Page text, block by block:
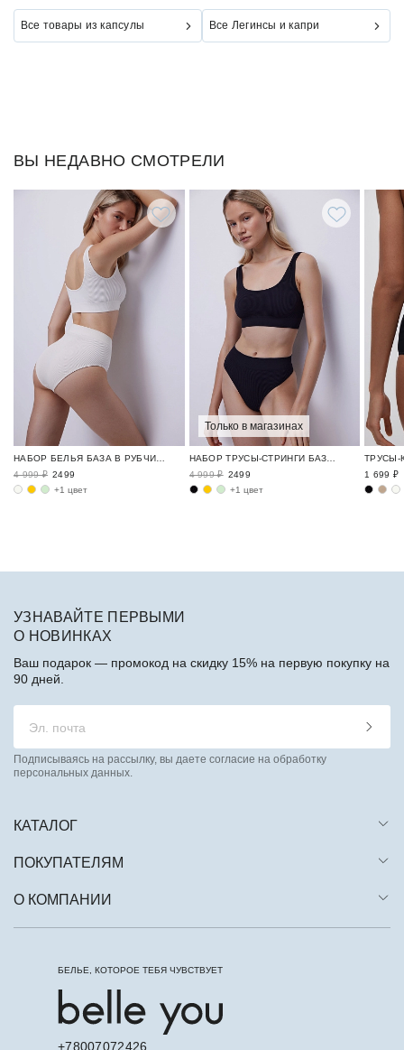
Все товары из капсулы Все Легинсы и капри
ВЫ НЕДАВНО СМОТРЕЛИ
НАБОР БЕЛЬЯ БАЗА В РУБЧИК / RIBBED BASE
4 999 ₽ 2499
+1 цвет
Только в магазинах
НАБОР ТРУСЫ-СТРИНГИ БАЗА В РУБЧИК / RIBBED BASE
4 999 ₽ 2499
+1 цвет
1 699 ₽
КАТАЛОГ
ПОКУПАТЕЛЯМ
О КОМПАНИИ
УЗНАВАЙТЕ ПЕРВЫМИ
О НОВИНКАХ
Ваш подарок — промокод на скидку 15% на первую покупку на
90 дней.
Подписываясь на рассылку, вы даете согласие на обработку
персональных данных.
БЕЛЬЕ, КОТОРОЕ ТЕБЯ ЧУВСТВУЕТ
+78007072426